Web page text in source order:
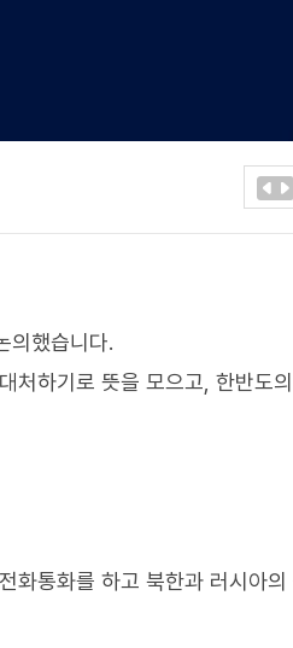
의했습니다.
하기로 뜻을 모으고, 한반도
통화를 하고 북한과 러시아